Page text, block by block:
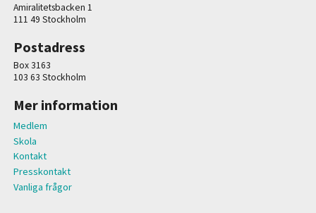
Amiralitetsbacken 1
111 49 Stockholm
Postadress
Box 3163
103 63 Stockholm
Mer information
Medlem
Skola
Kontakt
Presskontakt
Vanliga frågor